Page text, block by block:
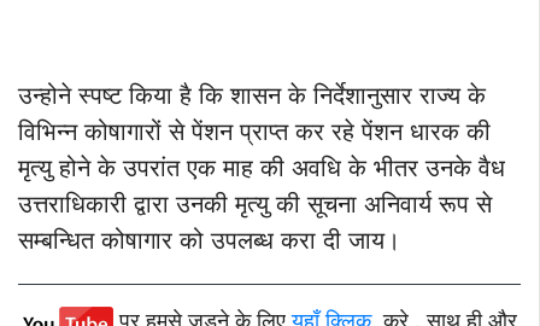
उन्होने स्पष्ट किया है कि शासन के निर्देशानुसार राज्य के
विभिन्न कोषागारों से पेंशन प्राप्त कर रहे पेंशन धारक की
मृत्यु होने के उपरांत एक माह की अवधि के भीतर उनके वैध
उत्तराधिकारी द्वारा उनकी मृत्यु की सूचना अनिवार्य रूप से
सम्बन्धित कोषागार को उपलब्ध करा दी जाय।
पर हमसे जुड़ने के लिएयहाँ क्लिककरे , साथ ही और